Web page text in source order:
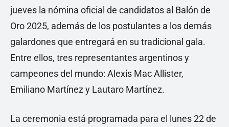
jueves la nómina oficial de candidatos al Balón de
Oro 2025, además de los postulantes a los demás
galardones que entregará en su tradicional gala.
Entre ellos, tres representantes argentinos y
campeones del mundo: Alexis Mac Allister,
Emiliano Martínez y Lautaro Martínez.
La ceremonia está programada para el lunes 22 de